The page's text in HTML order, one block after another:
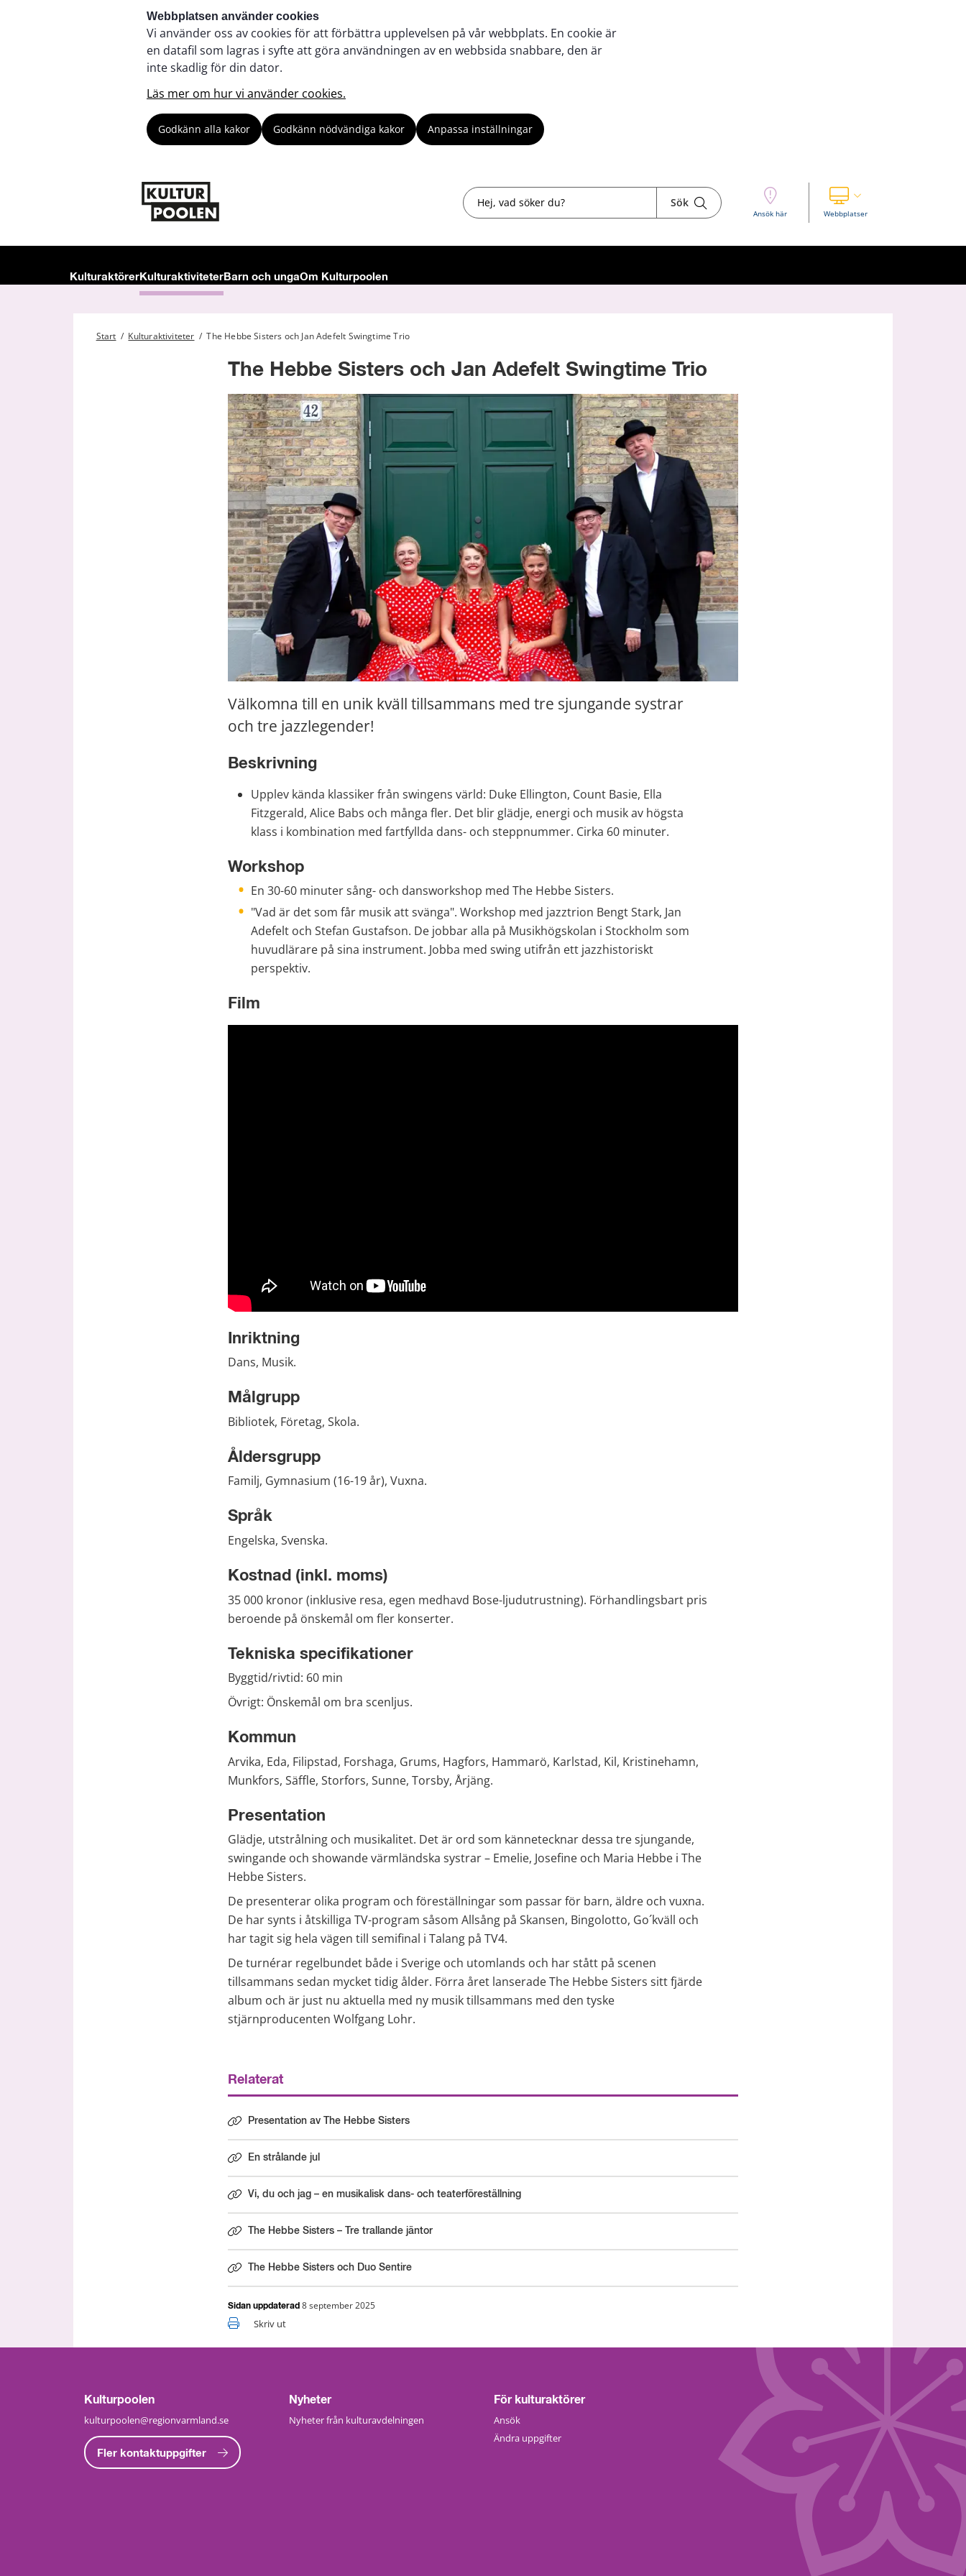
Webbplatsen använder cookies
Vi använder oss av cookies för att förbättra upplevelsen på vår webbplats. En cookie är
en datafil som lagras i syfte att göra användningen av en webbsida snabbare, den är
inte skadlig för din dator.
Läs mer om hur vi använder cookies.
Godkänn alla kakor Godkänn nödvändiga kakor Anpassa inställningar
Sök Sök
Ansök här WebbplatserVisa våra andra webbplatser
KulturaktörerKulturaktiviteterBarn och ungaOm Kulturpoolen
Start / Kulturaktiviteter / The Hebbe Sisters och Jan Adefelt Swingtime Trio
The Hebbe Sisters och Jan Adefelt Swingtime Trio
Välkomna till en unik kväll tillsammans med tre sjungande systrar
och tre jazzlegender!
Beskrivning
Upplev kända klassiker från swingens värld: Duke Ellington, Count Basie, Ella
Fitzgerald, Alice Babs och många fler. Det blir glädje, energi och musik av högsta
klass i kombination med fartfyllda dans- och steppnummer. Cirka 60 minuter.
Workshop
En 30-60 minuter sång- och dansworkshop med The Hebbe Sisters.
"Vad är det som får musik att svänga". Workshop med jazztrion Bengt Stark, Jan
Adefelt och Stefan Gustafson. De jobbar alla på Musikhögskolan i Stockholm som
huvudlärare på sina instrument. Jobba med swing utifrån ett jazzhistoriskt
perspektiv.
Film
Inriktning
Dans, Musik.
Målgrupp
Bibliotek, Företag, Skola.
Åldersgrupp
Familj, Gymnasium (16-19 år), Vuxna.
Språk
Engelska, Svenska.
Kostnad (inkl. moms)
35 000 kronor (inklusive resa, egen medhavd Bose-ljudutrustning). Förhandlingsbart pris
beroende på önskemål om fler konserter.
Tekniska specifikationer
Byggtid/rivtid: 60 min
Övrigt: Önskemål om bra scenljus.
Kommun
Arvika, Eda, Filipstad, Forshaga, Grums, Hagfors, Hammarö, Karlstad, Kil, Kristinehamn,
Munkfors, Säffle, Storfors, Sunne, Torsby, Årjäng.
Presentation
Glädje, utstrålning och musikalitet. Det är ord som kännetecknar dessa tre sjungande,
swingande och showande värmländska systrar – Emelie, Josefine och Maria Hebbe i The
Hebbe Sisters.
De presenterar olika program och föreställningar som passar för barn, äldre och vuxna.
De har synts i åtskilliga TV-program såsom Allsång på Skansen, Bingolotto, Go´kväll och
har tagit sig hela vägen till semifinal i Talang på TV4.
De turnérar regelbundet både i Sverige och utomlands och har stått på scenen
tillsammans sedan mycket tidig ålder. Förra året lanserade The Hebbe Sisters sitt fjärde
album och är just nu aktuella med ny musik tillsammans med den tyske
stjärnproducenten Wolfgang Lohr.
Relaterat
Presentation av The Hebbe Sisters
En strålande jul
Vi, du och jag – en musikalisk dans- och teaterföreställning
The Hebbe Sisters – Tre trallande jäntor
The Hebbe Sisters och Duo Sentire
Sidan uppdaterad 8 september 2025
Skriv ut
Kulturpoolen
kulturpoolen@regionvarmland.se
Fler kontaktuppgifter
Nyheter
Nyheter från kulturavdelningen
För kulturaktörer
Ansök
Ändra uppgifter